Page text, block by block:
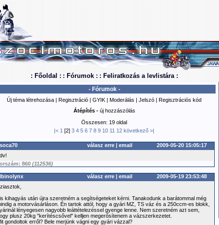
: Főoldal : : Fórumok : : Feliratkozás a levlistára :
- Fórumok -
Új téma létrehozása | Regisztráció | GYIK | Moderálás | Jelszó | Regisztrációs kód
Átépítés - új hozzászólás
Összesen: 19 oldal
|< 1 [2] 3 4 5 6 7 8 9 10 11 12 következő >|
válasz erre | email
2009-05-20 15:05:17
860 (112536)
válasz erre | email
2009-05-19 23:53:48
kihagyás után újra szeretném a segítségeteket kérni. Tanakodunk a barátommal még
a motorvásárláson. Én tartok attól, hogy a gyári MZ, TS váz és a 250ccm-es blokk,
lényegesen nagyobb leáttételezéssel gyenge lenne. Nem szeretném azt sem,
plusz 20kg "kerítéscsővel" kelljen megerősítenem a vázszerkezetet.
gondoltok erről? Bele merjünk vágni egy gyári vázzal?